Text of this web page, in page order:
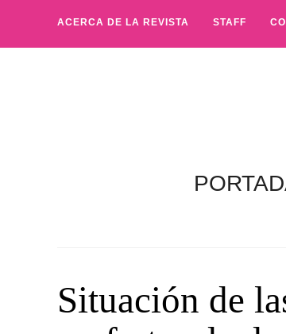
ACERCA DE LA REVISTA STAFF
Situación de